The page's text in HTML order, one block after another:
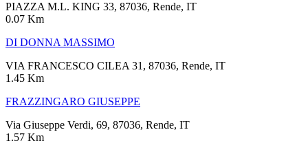
PIAZZA M.L. KING 33, 87036, Rende, IT
0.07 Km
DI DONNA MASSIMO
VIA FRANCESCO CILEA 31, 87036, Rende, IT
1.45 Km
FRAZZINGARO GIUSEPPE
Via Giuseppe Verdi, 69, 87036, Rende, IT
1.57 Km